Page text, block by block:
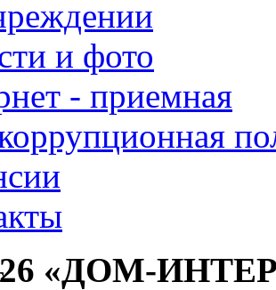
и фото
- приемная
«ДОМ-